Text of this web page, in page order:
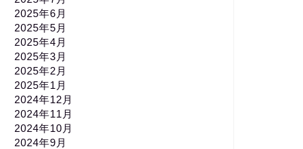
2025年6月
2025年5月
2025年4月
2025年3月
2025年2月
2025年1月
2024年12月
2024年11月
2024年10月
2024年9月